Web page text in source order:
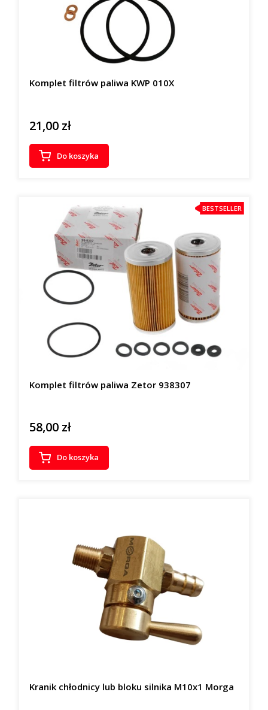
Komplet filtrów paliwa KWP 010X
Cena
21,00 zł
Do koszyka
BESTSELLER
Komplet filtrów paliwa Zetor 938307
Cena
58,00 zł
Do koszyka
Kranik chłodnicy lub bloku silnika M10x1 Morga